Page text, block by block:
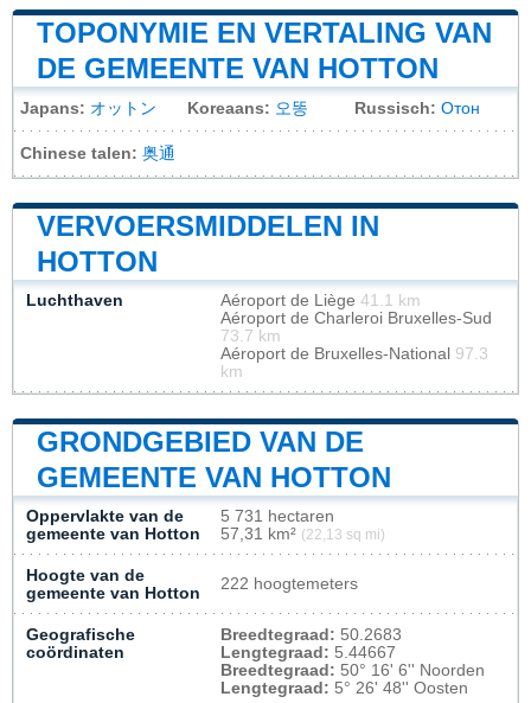
TOPONYMIE EN VERTALING VAN
DE GEMEENTE VAN HOTTON
Japans: オットン Koreaans: 오똥 Russisch: Отон
Chinese talen: 奥通
VERVOERSMIDDELEN IN
HOTTON
Luchthaven Aéroport de Liège 41.1 km
Aéroport de Charleroi Bruxelles-Sud
73.7 km
Aéroport de Bruxelles-National 97.3
km
GRONDGEBIED VAN DE
GEMEENTE VAN HOTTON
Oppervlakte van de
gemeente van Hotton
5 731 hectaren
57,31 km² (22,13 sq mi)
Hoogte van de
gemeente van Hotton
222 hoogtemeters
Geografische
coördinaten
Breedtegraad: 50.2683
Lengtegraad: 5.44667
Breedtegraad: 50° 16' 6'' Noorden
Lengtegraad: 5° 26' 48'' Oosten